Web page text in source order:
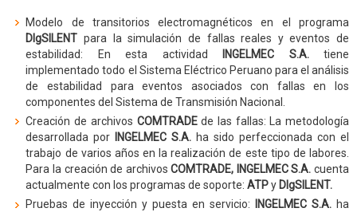
Modelo de transitorios electromagnéticos en el programa
DIgSILENT para la simulación de fallas reales y eventos de
estabilidad: En esta actividad
INGELMEC S.A.tiene
implementado todo el Sistema Eléctrico Peruano para el análisis
de estabilidad para eventos asociados con fallas en los
componentes del Sistema de Transmisión Nacional.
Creación de archivos COMTRADEde las fallas: La metodología
desarrollada por
INGELMEC S.A. ha sido perfeccionada con el
trabajo de varios años en la realización de este tipo de labores.
Para la creación de archivosCOMTRADE, INGELMEC S.A.cuenta
actualmente con los programas de soporte:ATPy DIgSILENT.
Pruebas de inyección y puesta en servicio:
INGELMEC S.A. ha